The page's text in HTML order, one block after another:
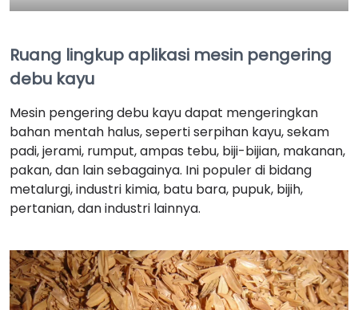
Ruang lingkup aplikasi mesin pengering
debu kayu
Mesin pengering debu kayu dapat mengeringkan
bahan mentah halus, seperti serpihan kayu, sekam
padi, jerami, rumput, ampas tebu, biji-bijian, makanan,
pakan, dan lain sebagainya. Ini populer di bidang
metalurgi, industri kimia, batu bara, pupuk, bijih,
pertanian, dan industri lainnya.